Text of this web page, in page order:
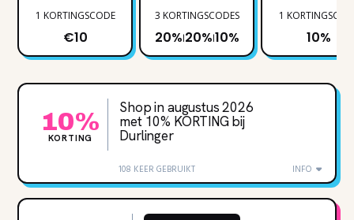
1 KORTINGSCODE
€10
3 KORTINGSCODES
20%|20%|10%
1
10%
10%
KORTING
Shop in augustus 2026
met 10‌% KORTING bij
Durlinger
108 KEER GEBRUIKT INFO